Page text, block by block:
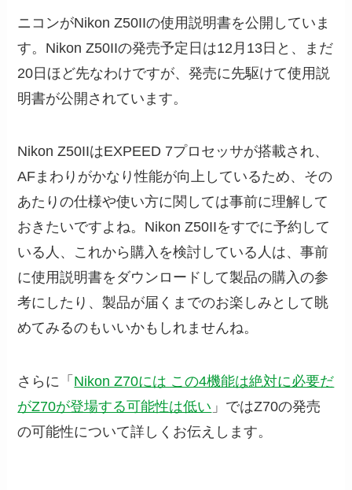
ニコンがNikon Z50IIの使用説明書を公開していま
す。Nikon Z50IIの発売予定日は12月13日と、まだ
20日ほど先なわけですが、発売に先駆けて使用説
明書が公開されています。
Nikon Z50IIはEXPEED 7プロセッサが搭載され、
AFまわりがかなり性能が向上しているため、その
あたりの仕様や使い方に関しては事前に理解して
おきたいですよね。Nikon Z50IIをすでに予約して
いる人、これから購入を検討している人は、事前
に使用説明書をダウンロードして製品の購入の参
考にしたり、製品が届くまでのお楽しみとして眺
めてみるのもいいかもしれませんね。
さらに「 Nikon Z70には この4機能は絶対に必要だ
がZ70が登場する可能性は低い 」ではZ70の発売
の可能性について詳しくお伝えします。